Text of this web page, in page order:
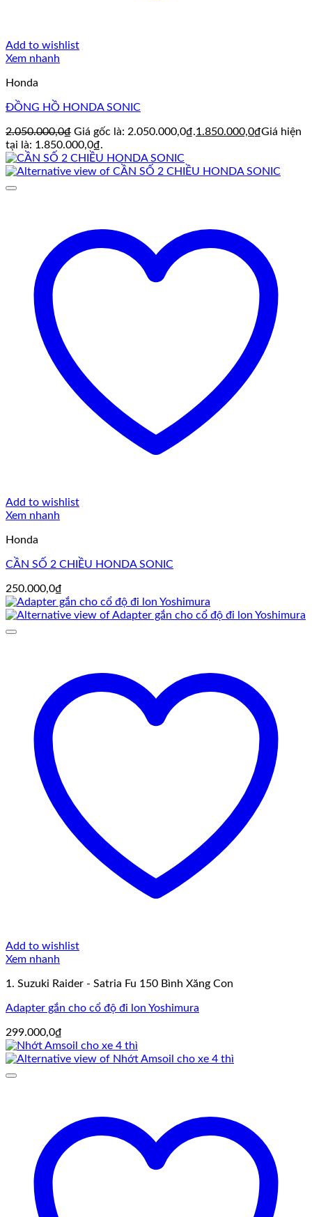
Add to wishlist
Xem nhanh
Honda
ĐỒNG HỒ HONDA SONIC
2.050.000,0₫ Giá gốc là: 2.050.000,0₫.1.850.000,0₫Giá hiện
tại là: 1.850.000,0₫.
Add to wishlist
Xem nhanh
Honda
CẦN SỐ 2 CHIỀU HONDA SONIC
250.000,0₫
Add to wishlist
Xem nhanh
1. Suzuki Raider - Satria Fu 150 Bình Xăng Con
Adapter gắn cho cổ độ đi lon Yoshimura
299.000,0₫